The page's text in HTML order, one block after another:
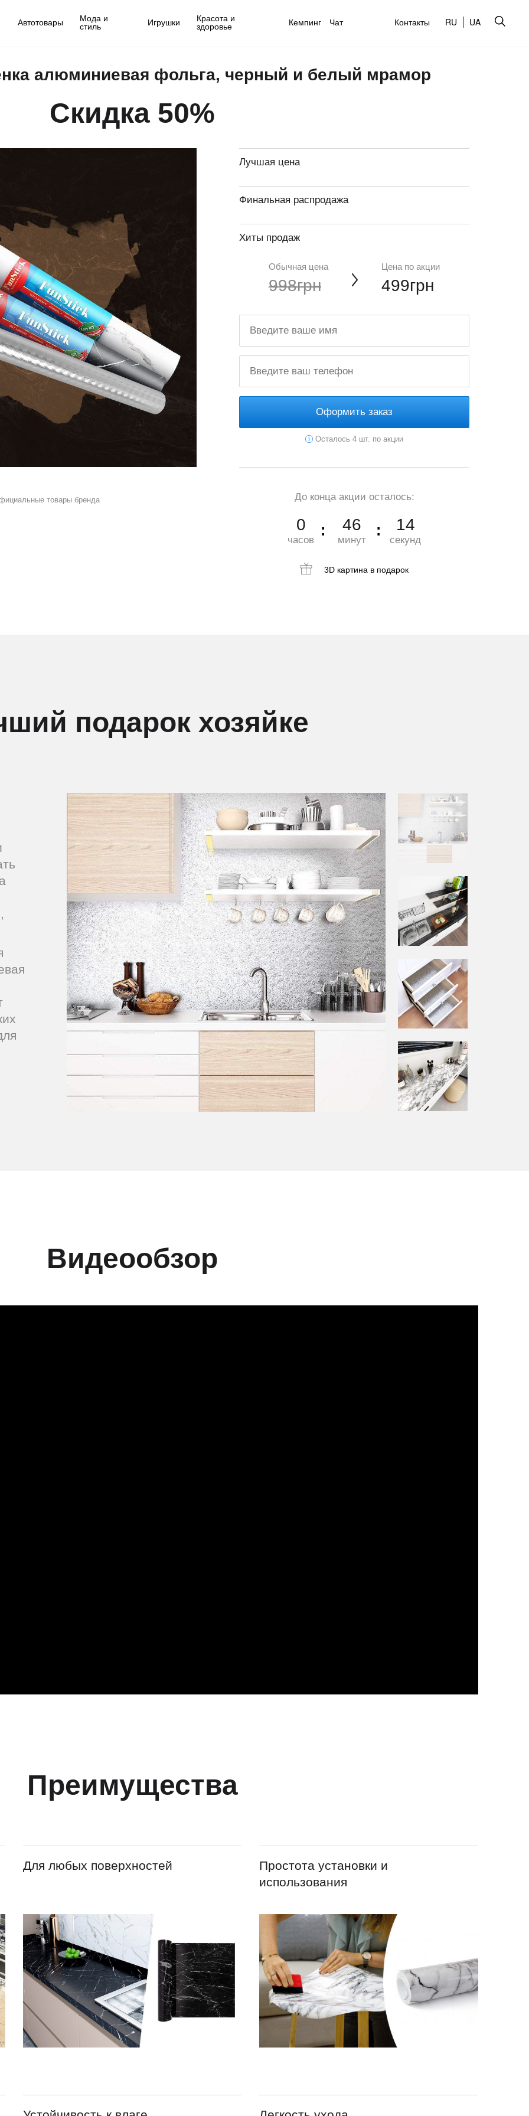
Автотовары Мода и
стиль Игрушки Красота и
здоровье Кемпинг Чат Контакты RU UA
алюминиевая фольга, черный и белый мрамор
Скидка 50%
товары бренда
Лучшая цена
Финальная распродажа
Хиты продаж
Обычная цена
998грн
Цена по акции
499грн
Оформить заказ
Осталось 4 шт. по акции
До конца акции осталось:
0
часов
46
минут
13
секунд
3D картина в подарок
подарок хозяйке
Видеообзор
Преимущества
Для любых поверхностей
Простота установки и
использования